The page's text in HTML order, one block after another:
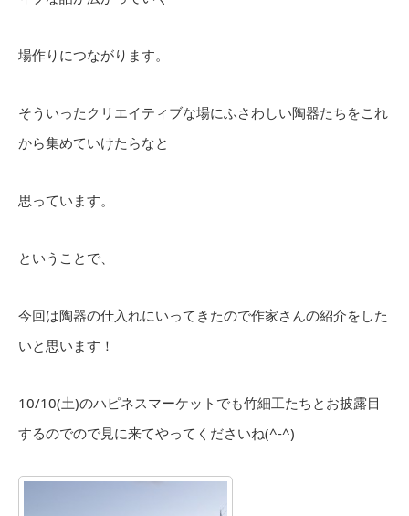
場作りにつながります。
そういったクリエイティブな場にふさわしい陶器たちをこれ
から集めていけたらなと
思っています。
ということで、
今回は陶器の仕入れにいってきたので作家さんの紹介をした
いと思います！
10/10(土)のハピネスマーケットでも竹細工たちとお披露目
するのでので見に来てやってくださいね(^-^)